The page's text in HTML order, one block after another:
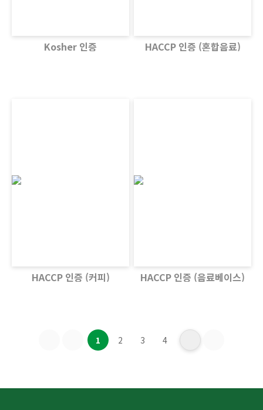
Kosher 인증 HACCP 인증 (혼합음료)
HACCP 인증 (커피) HACCP 인증 (음료베이스)
1 2 3 4